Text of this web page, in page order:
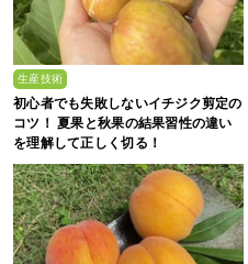
生産技術
初心者でも失敗しないイチジク剪定の
コツ！ 夏果と秋果の結果習性の違い
を理解して正しく切る！